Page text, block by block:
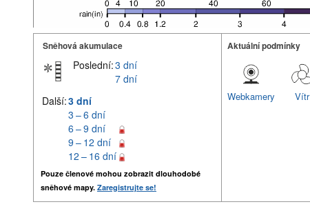
Sněhová akumulace
Poslední:3 dní
7 dní
Další:3 dní
3 – 6 dní
6 – 9 dní
9 – 12 dní
12 – 16 dní
Pouze členové mohou zobrazit dlouhodobé
sněhové mapy. Zaregistrujte se!
Aktuální podmínky
Vítr
Webkamery